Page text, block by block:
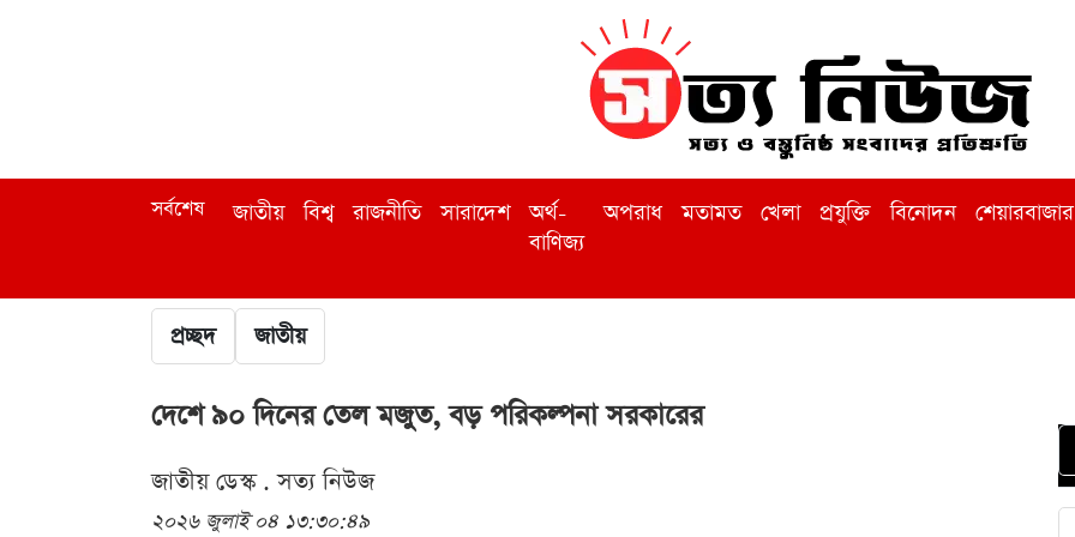
সর্বশেষ জাতীয় বিশ্ব রাজনীতি সারাদেশ
অর্থ-
বাণিজ্য
অপরাধ মতামত খেলা প্রযুক্তি বিনোদন শেয়ারবাজার
প্রচ্ছদ জাতীয়
দেশে ৯০ দিনের তেল মজুত, বড় পরিকল্পনা সরকারের
জাতীয় ডেস্ক . সত্য নিউজ
২০২৬ জুলাই ০৪ ১৩:৩০:৪৯